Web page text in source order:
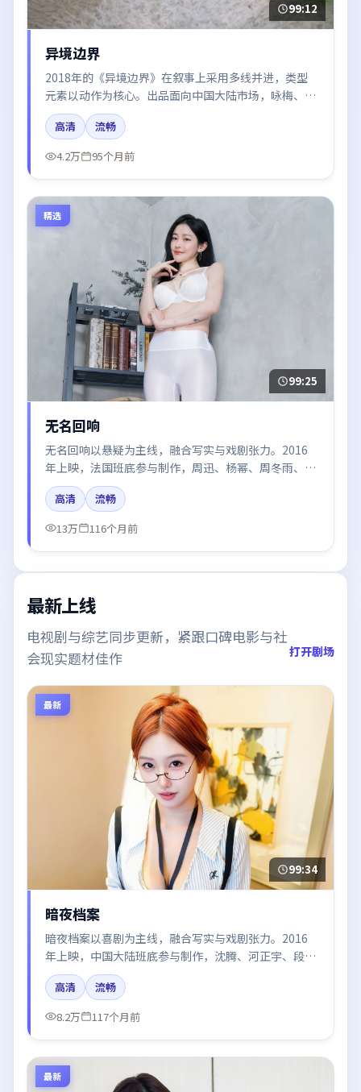
99:12
异境边界
2018年的《异境边界》在叙事上采用多线并进，类型
元素以动作为核心。出品面向中国大陆市场，咏梅、章
子怡、木村拓哉、王凯所饰角色推动关键反转，结尾留
白引发讨论。
高清
流畅
4.2万
95个月前
精选
99:25
无名回响
无名回响以悬疑为主线，融合写实与戏剧张力。2016
年上映，法国班底参与制作，周迅、杨幂、周冬雨、倪
妮在片中呈现细腻表演，影像风格统一，配乐与剪辑强
化了情绪曲线。
高清
流畅
13万
116个月前
最新上线
电视剧与综艺同步更新，紧跟口碑电影与社
会现实题材佳作
打开剧场
最新
99:34
暗夜档案
暗夜档案以喜剧为主线，融合写实与戏剧张力。2016
年上映，中国大陆班底参与制作，沈腾、河正宇、段奕
宏在片中呈现细腻表演，影像风格统一，配乐与剪辑强
化了情绪曲线。
高清
流畅
8.2万
117个月前
最新